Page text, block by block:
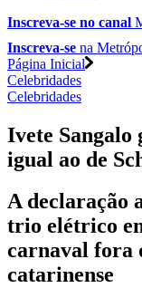
Inscreva-se no canal
Inscreva-se na
Página Inicial
Celebridades
Celebridades
Ivete
igual ao de
A declaração
trio elétrico
carnaval fora
catarinense